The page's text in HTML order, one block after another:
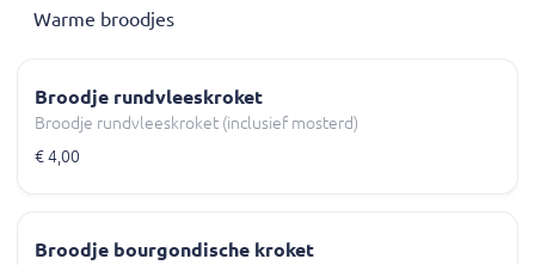
Warme broodjes
Broodje rundvleeskroket
Broodje rundvleeskroket (inclusief mosterd)
€ 4,00
Broodje bourgondische kroket